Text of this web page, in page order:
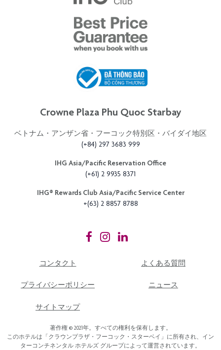
Crowne Plaza Phu Quoc Starbay
ベトナム・アンザン省・フーコック特別区・バイダイ地区
(+84) 297 3683 999
IHG Asia/Pacific Reservation Office
(+61) 2 9935 8371
IHG®️ Rewards Club Asia/Pacific Service Center
+(63) 2 8857 8788
コンタクト よくある質問
プライバシーポリシー ニュース
サイトマップ
著作権 © 2021年。すべての権利を保有します。
このホテルは「クラウンプラザ・フーコック・スターベイ」に所有され、イン
ターコンチネンタル ホテルズ グループによって運営されています。